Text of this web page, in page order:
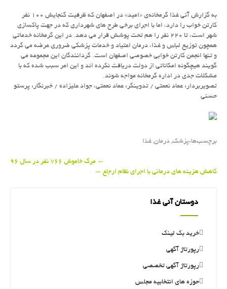
به گزارش آنی غذا گرمخانه‌ی «امید» در اصفهان كه ظرفیت گنجایش ۱۰۰ نفر
كارتن خواب را دارد، اما با اجرای برخی طرح های شهرداری كه در جهت پاكسازی
شهر است، تا ۲۲۰ نفر را هم تحت پوشش قرار می دهد. در این گرمخانه خدماتی
همچون توزیع لباس و غذا، درمان اعتیاد و خدمات پزشكی ضروری عرضه می گردد
و تنها انجمن كارتن خوابی خصوصی اصفهان است. گردانندگان این مجموعه می
گویند هیچگونه امكاناتی از دولت دریافت نكرده اند و این امر سبب شده كه با
مشكلات جدی در اداره گرمخانه مواجه شوند.
تصویربردار: عماد نعمتی / تدوینگر: عماد نعمتی، جواد علیزاده / خبرنگار: پرستو
حسنی
برچسب‌ها:پزشك,درمان,غذا
navigation
←مرگ خاموش ۷۶۶ نفر در سال ۹۶
كاهش هزینه های درمانی با اجرای نظام ارجاع→
دوستان آنی غذا
خرید بک لینک
رپورتاژ آگهی
رپورتاژ آگهی تخصصی
حوزه های انتخابیه مجلس